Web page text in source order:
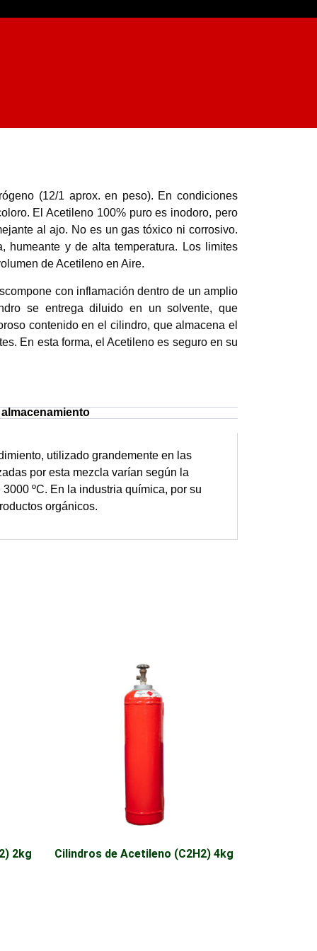
(12/1 aprox. en peso). En condiciones
El Acetileno 100% puro es inodoro, pero
al ajo. No es un gas tóxico ni corrosivo.
humeante y de alta temperatura. Los limites
de Acetileno en Aire.
con inflamación dentro de un amplio
se entrega diluido en un solvente, que
contenido en el cilindro, que almacena el
En esta forma, el Acetileno es seguro en su
utilizado grandemente en las
por esta mezcla varían según la
ºC. En la industria química, por su
orgánicos.
2kg
Cilindros de Acetileno (C2H2) 4kg